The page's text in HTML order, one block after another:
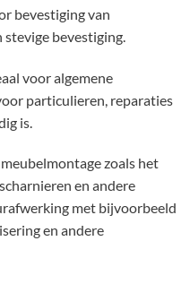
bevestiging van
bevestiging.
voor algemene
particulieren, reparaties
is.
zoals het
en andere
met bijvoorbeeld
en andere